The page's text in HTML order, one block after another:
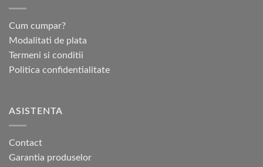
Cum cumpar?
Modalitati de plata
Termeni si conditii
Politica confidentialitate
ASISTENTA
Contact
Garantia produselor